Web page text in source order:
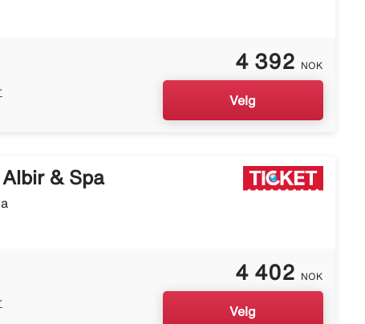
4 392 NOK
Velg
& Spa
4 402 NOK
Velg